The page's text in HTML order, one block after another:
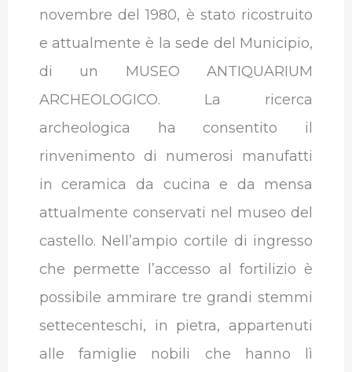
novembre del 1980, è stato ricostruito
e attualmente è la sede del Municipio,
di un MUSEO ANTIQUARIUM
ARCHEOLOGICO. La ricerca
archeologica ha consentito il
rinvenimento di numerosi manufatti
in ceramica da cucina e da mensa
attualmente conservati nel museo del
castello. Nell’ampio cortile di ingresso
che permette l’accesso al fortilizio è
possibile ammirare tre grandi stemmi
settecenteschi, in pietra, appartenuti
alle famiglie nobili che hanno lì